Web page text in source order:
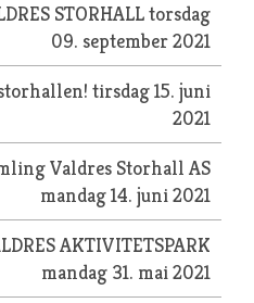
STORHALLtorsdag
09. september 2021
tirsdag 15. juni
2021
Valdres Storhall AS
mandag 14. juni 2021
AKTIVITETSPARK
mandag 31. mai 2021